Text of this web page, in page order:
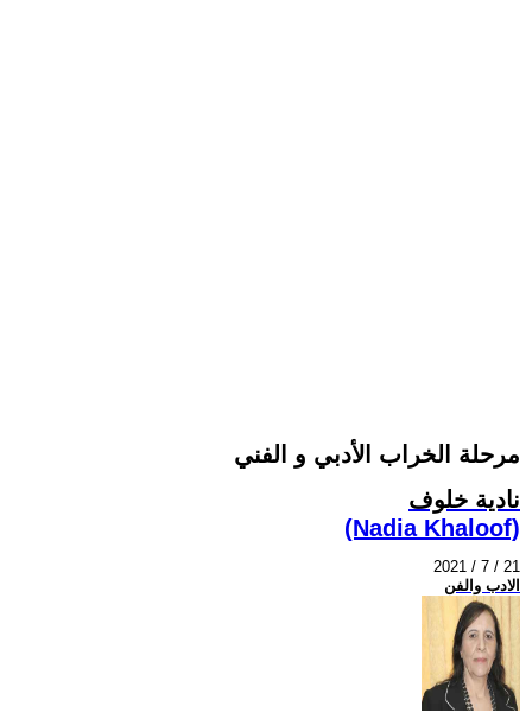
مرحلة الخراب الأدبي و الفني
نادية خلوف
(Nadia Khaloof)
2021 / 7 / 21
الادب والفن